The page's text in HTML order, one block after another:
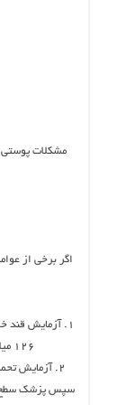
مشکلات پوستی
اگر برخی از
۱. آزمایش قند
۱۲۶ میلی گرم بر دسی لیتر یا بالاتر از آن باشد، ممکن است که شما به دیابت مبتلا باشید.